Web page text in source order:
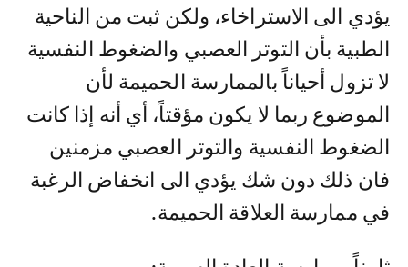
يؤدي الى الاستراخاء، ولكن ثبت من الناحية
الطبية بأن التوتر العصبي والضغوط النفسية
لا تزول أحياناً بالممارسة الحميمة لأن
الموضوع ربما لا يكون مؤقتاً، أي أنه إذا كانت
الضغوط النفسية والتوتر العصبي مزمنين
فان ذلك دون شك يؤدي الى انخفاض الرغبة
في ممارسة العلاقة الحميمة.